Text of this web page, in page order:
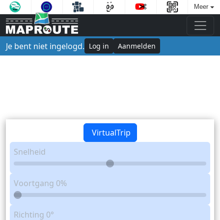
Meer
Je bent niet ingelogd. Log in Aanmelden
VirtualTrip
Snelheid
Voortgang 0%
Richting 0°